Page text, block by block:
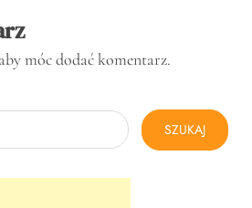
móc dodać komentarz.